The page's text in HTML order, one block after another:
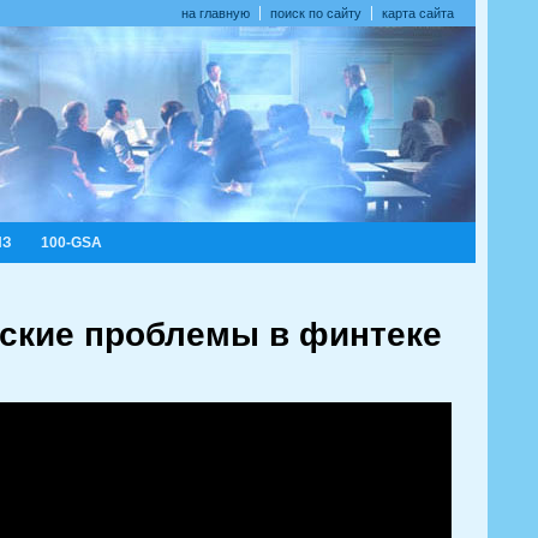
на главную поиск по сайту карта сайта
100-GSA
проблемы в финтеке